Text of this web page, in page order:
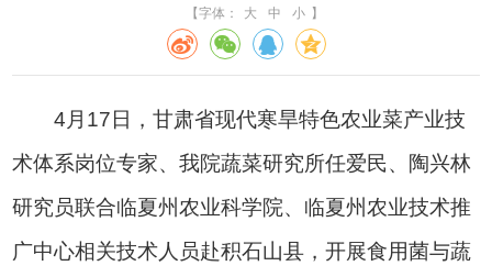
【字体：
大 中 小 】
4月17日，甘肃省现代寒旱特色农业菜产业技
术体系岗位专家、我院蔬菜研究所任爱民、陶兴林
研究员联合临夏州农业科学院、临夏州农业技术推
广中心相关技术人员赴积石山县，开展食用菌与蔬